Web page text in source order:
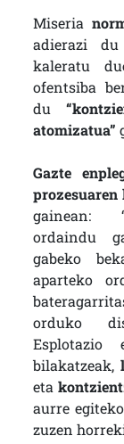
Miseria
adierazi
kaleratu
ofentsiba
du
atomizatua”
Gazte
prozesuaren
gainean:
ordaindu
gabeko
aparteko
orduko
bilakatzeak,
eta
aurre
zuzen